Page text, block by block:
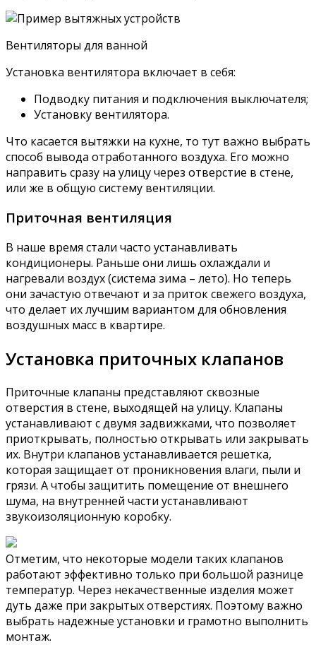
Вентиляторы для ванной
Установка вентилятора включает в себя:
Подводку питания и подключения выключателя;
Установку вентилятора.
Что касается вытяжки на кухне, то тут важно выбрать
способ вывода отработанного воздуха. Его можно
направить сразу на улицу через отверстие в стене,
или же в общую систему вентиляции.
Приточная вентиляция
В наше время стали часто устанавливать
кондиционеры. Раньше они лишь охлаждали и
нагревали воздух (система зима – лето). Но теперь
они зачастую отвечают и за приток свежего воздуха,
что делает их лучшим вариантом для обновления
воздушных масс в квартире.
Установка приточных клапанов
Приточные клапаны представляют сквозные
отверстия в стене, выходящей на улицу. Клапаны
устанавливают с двумя задвижками, что позволяет
приоткрывать, полностью открывать или закрывать
их. Внутри клапанов устанавливается решетка,
которая защищает от проникновения влаги, пыли и
грязи. А чтобы защитить помещение от внешнего
шума, на внутренней части устанавливают
звукоизоляционную коробку.
Отметим, что некоторые модели таких клапанов
работают эффективно только при большой разнице
температур. Через некачественные изделия может
дуть даже при закрытых отверстиях. Поэтому важно
выбрать надежные установки и грамотно выполнить
монтаж.